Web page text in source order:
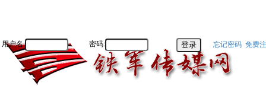
用户名: 密码: 忘记密码 免费